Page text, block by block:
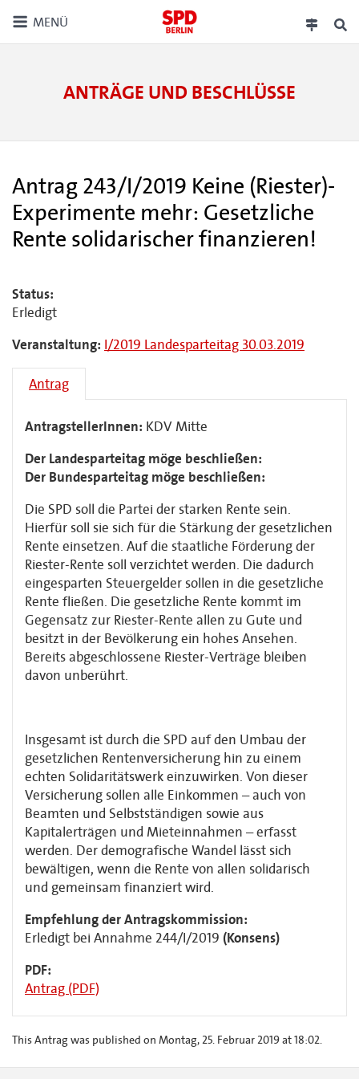
MENÜ
ANTRÄGE UND BESCHLÜSSE
Antrag 243/I/2019 Keine (Riester)-
Experimente mehr: Gesetzliche
Rente solidarischer finanzieren!
Status:
Erledigt
Veranstaltung: I/2019 Landesparteitag 30.03.2019
Antrag
AntragstellerInnen: KDV Mitte
Der Landesparteitag möge beschließen:
Der Bundesparteitag möge beschließen:
Die SPD soll die Partei der starken Rente sein.
Hierfür soll sie sich für die Stärkung der gesetzlichen
Rente einsetzen. Auf die staatliche Förderung der
Riester-Rente soll verzichtet werden. Die dadurch
eingesparten Steuergelder sollen in die gesetzliche
Rente fließen. Die gesetzliche Rente kommt im
Gegensatz zur Riester-Rente allen zu Gute und
besitzt in der Bevölkerung ein hohes Ansehen.
Bereits abgeschlossene Riester-Verträge bleiben
davon unberührt.
Insgesamt ist durch die SPD auf den Umbau der
gesetzlichen Rentenversicherung hin zu einem
echten Solidaritätswerk einzuwirken. Von dieser
Versicherung sollen alle Einkommen – auch von
Beamten und Selbstständigen sowie aus
Kapitalerträgen und Mieteinnahmen – erfasst
werden. Der demografische Wandel lässt sich
bewältigen, wenn die Rente von allen solidarisch
und gemeinsam finanziert wird.
Empfehlung der Antragskommission:
Erledigt bei Annahme 244/I/2019 (Konsens)
PDF:
Antrag (PDF)
This Antrag was published on Montag, 25. Februar 2019 at 18:02.